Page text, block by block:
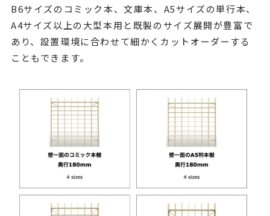
B6サイズのコミック本、文庫本、A5サイズの単行本、
A4サイズ以上の大型本用と既製のサイズ展開が豊富で
あり、設置環境に合わせて細かくカットオーダーする
こともできます。